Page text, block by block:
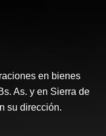
en bienes
As. y en Sierra de
su dirección.